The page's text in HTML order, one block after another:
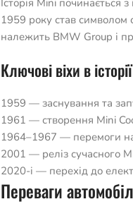
Історія Mini починається
1959 року став символом
належить BMW Group і
Ключові віхи в
1959 — заснування та
1961 — створення Mini
1964–1967 — перемоги
2001 — реліз сучасного
2020-і — перехід до
Переваги